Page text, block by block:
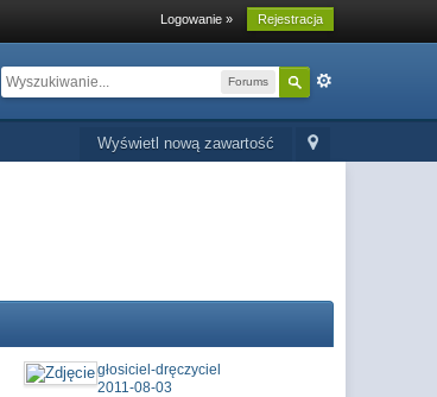
Logowanie » Rejestracja
Forums
Wyświetl nową zawartość
głosiciel-dręczyciel
2011-08-03